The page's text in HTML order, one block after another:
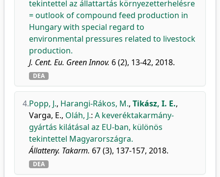
tekintettel az állattartás környezetterhelésre
= outlook of compound feed production in
Hungary with special regard to
environmental pressures related to livestock
production.
J. Cent. Eu. Green Innov. 6 (2), 13-42, 2018.
DEA
4.Popp, J., Harangi-Rákos, M., Tikász, I. E.,
Varga, E., Oláh, J.: A keveréktakarmány-
gyártás kilátásal az EU-ban, különös
tekintettel Magyarországra.
Állatteny. Takarm. 67 (3), 137-157, 2018.
DEA